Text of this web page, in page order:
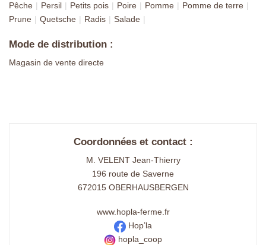
Pêche
Persil Petits pois Poire Pomme
Pomme de terre
Prune
Quetsche Radis Salade
Mode de distribution :
Magasin de vente directe
Coordonnées et contact :
M. VELENT Jean-Thierry
196 route de Saverne
672015 OBERHAUSBERGEN
www.hopla-ferme.fr
Hop’la
hopla_coop